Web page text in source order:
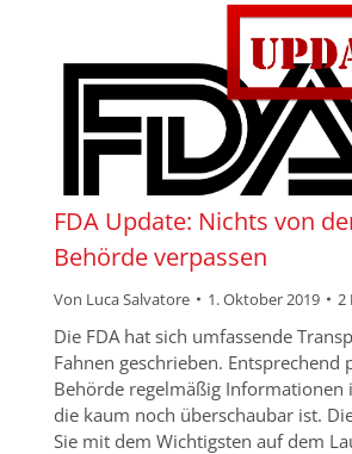
FDA Update: Nichts von
Behörde verpassen
Von Luca Salvatore 1. Oktober 2019 2
Die FDA hat sich umfassende
Fahnen geschrieben. Entsprechend
Behörde regelmäßig Informationen
die kaum noch überschaubar ist.
Sie mit dem Wichtigsten auf dem